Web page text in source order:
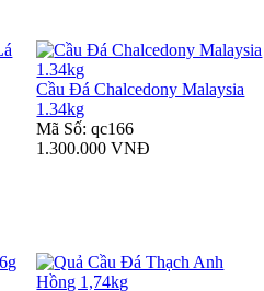
Cầu Đá Chalcedony Malaysia
1.34kg
Mã Số: qc166
1.300.000 VNĐ